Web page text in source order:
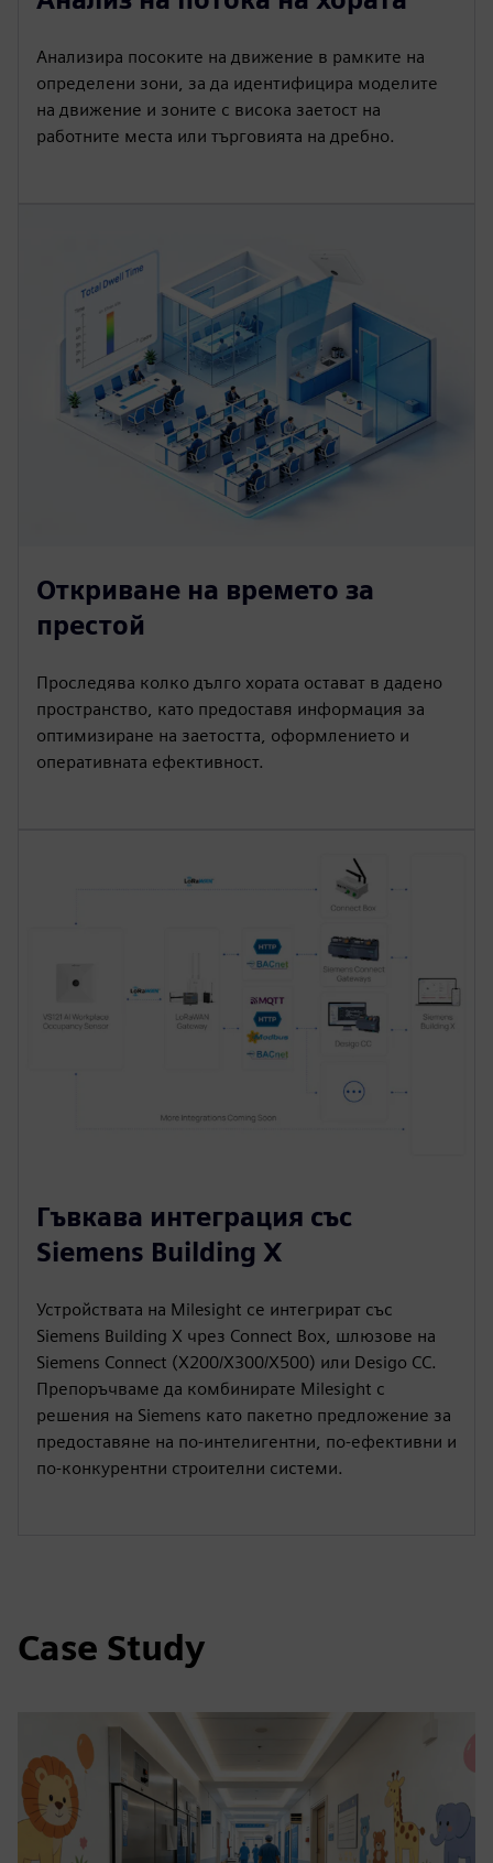
Анализира посоките на движение в рамките на
определени зони, за да идентифицира моделите
на движение и зоните с висока заетост на
работните места или търговията на дребно.
Откриване на времето за
престой
Проследява колко дълго хората остават в дадено
пространство, като предоставя информация за
оптимизиране на заетостта, оформлението и
оперативната ефективност.
Гъвкава интеграция със
Siemens Building X
Устройствата на Milesight се интегрират със
Siemens Building X чрез Connect Box, шлюзове на
Siemens Connect (X200/X300/X500) или Desigo CC.
Препоръчваме да комбинирате Milesight с
решения на Siemens като пакетно предложение за
предоставяне на по-интелигентни, по-ефективни и
по-конкурентни строителни системи.
Case Study